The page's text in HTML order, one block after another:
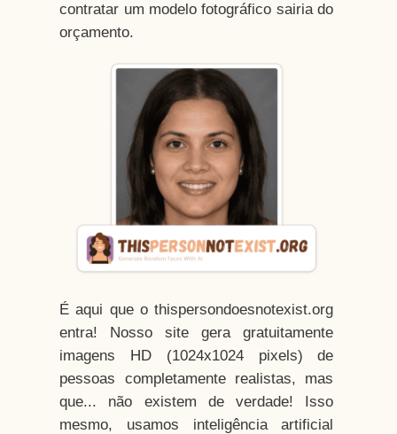
contratar um modelo fotográfico sairia do
orçamento.
É aqui que o thispersondoesnotexist.org
entra! Nosso site gera gratuitamente
imagens HD (1024x1024 pixels) de
pessoas completamente realistas, mas
que... não existem de verdade! Isso
mesmo, usamos inteligência artificial